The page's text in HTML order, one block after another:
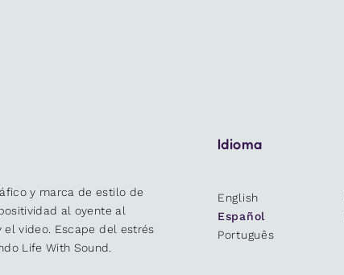
y marca de estilo de
al oyente al
video. Escape del estrés
Life With Sound.
Idioma
English
Español
Português